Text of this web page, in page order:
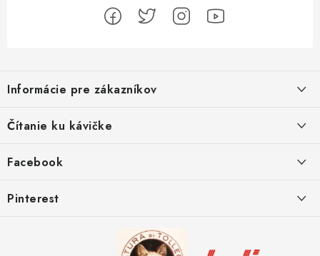
p
ä
Informácie pre zákazníkov
Ako sa registrovať
Kedy objednáme nový tovar
Čítanie ku kávičke
Ako sa orientovať v hrúbke priadzí
Facebook
Žienka domáca
Pinterest